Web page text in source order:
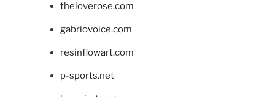
theloverose.com
gabriovoice.com
resinflowart.com
p-sports.net